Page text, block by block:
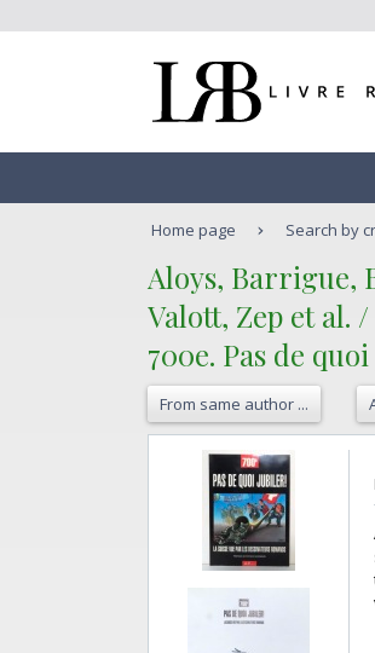
Home page Search by
‎Aloys, Barrigue,
Valott, Zep et al.
‎700e. Pas de
From same author ...